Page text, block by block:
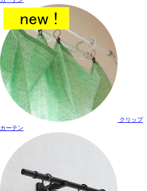
クリップ
カーテン